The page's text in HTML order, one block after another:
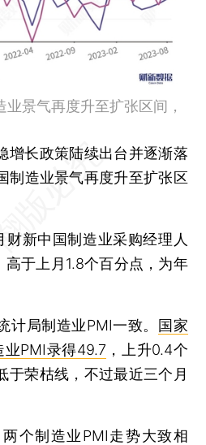
景气再度升至扩张区间，
增长政策陆续出台并逐渐落
制造业景气再度升至扩张区
新中国制造业采购经理人
于上月1.8个百分点，为年
局制造业PMI一致。 国家
PMI录得49.7 ，上升0.4个
于荣枯线，不过最近三个月
制造业PMI走势大致相